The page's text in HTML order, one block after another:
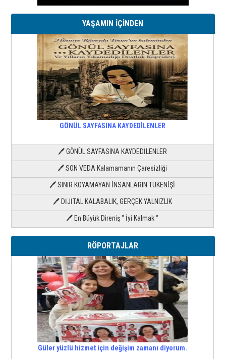
YAŞAMIN İÇİNDEN
GÖNÜL SAYFASINA KAYDEDİLENLER
🖊 GÖNÜL SAYFASINA KAYDEDİLENLER
🖊 SON VEDA Kalamamanın Çaresizliği
🖊 SINIR KOYAMAYAN İNSANLARIN TÜKENİŞİ
🖊 DİJİTAL KALABALIK, GERÇEK YALNIZLIK
🖊 En Büyük Direniş “ İyi Kalmak “
RÖPORTAJLAR
Güler yüzlü hizmet için değişim zamanı diyorum.